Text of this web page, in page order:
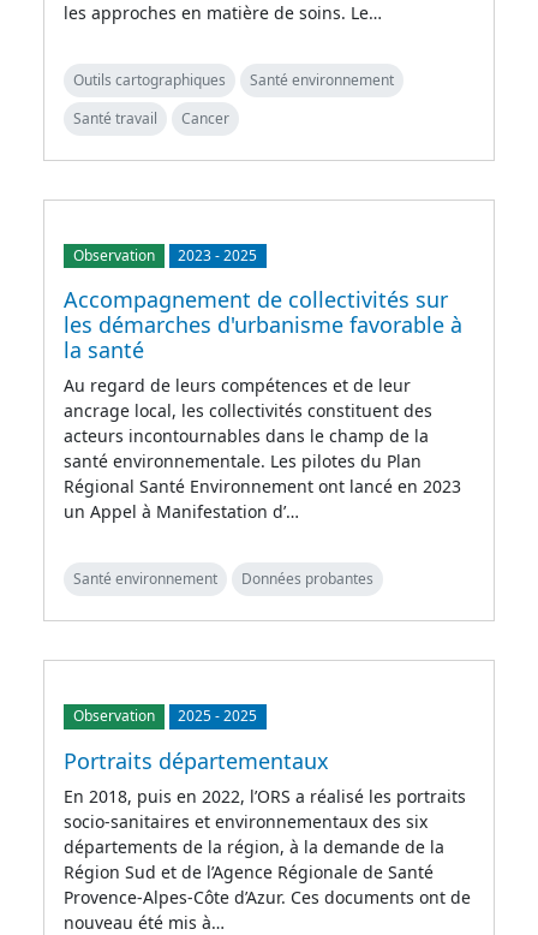
les approches en matière de soins. Le…
Outils cartographiques
Santé environnement
Santé travail
Cancer
Observation 2023-2025
Accompagnement de collectivités sur
les démarches d'urbanisme favorable à
la santé
Au regard de leurs compétences et de leur
ancrage local, les collectivités constituent des
acteurs incontournables dans le champ de la
santé environnementale. Les pilotes du Plan
Régional Santé Environnement ont lancé en 2023
un Appel à Manifestation d’…
Santé environnement Données probantes
Observation 2025-2025
Portraits départementaux
En 2018, puis en 2022, l’ORS a réalisé les portraits
socio-sanitaires et environnementaux des six
départements de la région, à la demande de la
Région Sud et de l’Agence Régionale de Santé
Provence-Alpes-Côte d’Azur. Ces documents ont de
nouveau été mis à…